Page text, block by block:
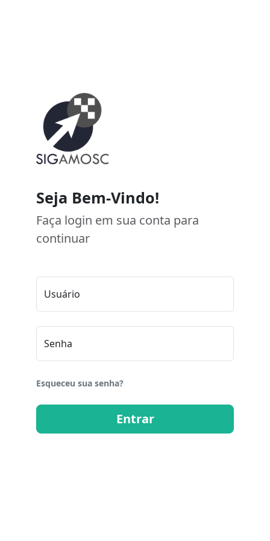
Seja Bem-Vindo!
Faça login em sua conta para
continuar
Usuário
Senha
Esqueceu sua senha?
Entrar